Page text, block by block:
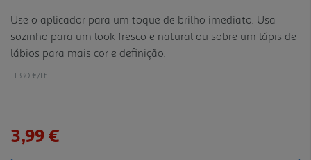
para
a
mesma
página.
Use o aplicador para um toque de brilho imediato. Usa
sozinho para um look fresco e natural ou sobre um lápis de
lábios para mais cor e definição.
1330 €/Lt
3,99 €